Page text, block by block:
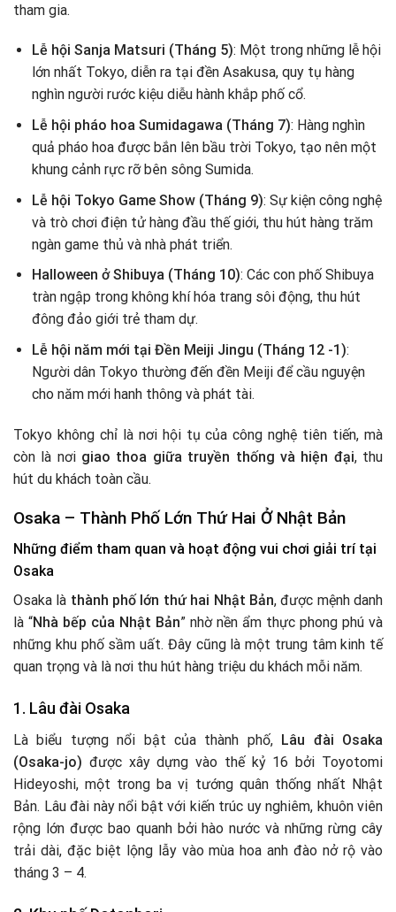
tham gia.
Lễ hội Sanja Matsuri (Tháng 5): Một trong những lễ hội
lớn nhất Tokyo, diễn ra tại đền Asakusa, quy tụ hàng
nghìn người rước kiệu diễu hành khắp phố cổ.
Lễ hội pháo hoa Sumidagawa (Tháng 7): Hàng nghìn
quả pháo hoa được bắn lên bầu trời Tokyo, tạo nên một
khung cảnh rực rỡ bên sông Sumida.
Lễ hội Tokyo Game Show (Tháng 9): Sự kiện công nghệ
và trò chơi điện tử hàng đầu thế giới, thu hút hàng trăm
ngàn game thủ và nhà phát triển.
Halloween ở Shibuya (Tháng 10): Các con phố Shibuya
tràn ngập trong không khí hóa trang sôi động, thu hút
đông đảo giới trẻ tham dự.
Lễ hội năm mới tại Đền Meiji Jingu (Tháng 12 -1):
Người dân Tokyo thường đến đền Meiji để cầu nguyện
cho năm mới hanh thông và phát tài.
Tokyo không chỉ là nơi hội tụ của công nghệ tiên tiến, mà
còn là nơi giao thoa giữa truyền thống và hiện đại, thu
hút du khách toàn cầu.
Osaka – Thành Phố Lớn Thứ Hai Ở Nhật Bản
Những điểm tham quan và hoạt động vui chơi giải trí tại
Osaka
Osaka là thành phố lớn thứ hai Nhật Bản, được mệnh danh
là “Nhà bếp của Nhật Bản” nhờ nền ẩm thực phong phú và
những khu phố sầm uất. Đây cũng là một trung tâm kinh tế
quan trọng và là nơi thu hút hàng triệu du khách mỗi năm.
1. Lâu đài Osaka
Là biểu tượng nổi bật của thành phố, Lâu đài Osaka
(Osaka-jo) được xây dựng vào thế kỷ 16 bởi Toyotomi
Hideyoshi, một trong ba vị tướng quân thống nhất Nhật
Bản. Lâu đài này nổi bật với kiến trúc uy nghiêm, khuôn viên
rộng lớn được bao quanh bởi hào nước và những rừng cây
trải dài, đặc biệt lộng lẫy vào mùa hoa anh đào nở rộ vào
tháng 3 – 4.